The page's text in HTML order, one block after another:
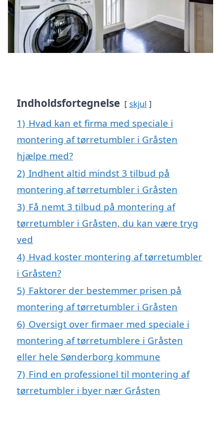
Indholdsfortegnelse skjul
1) Hvad kan et firma med speciale i
montering af tørretumbler i Gråsten
hjælpe med?
2) Indhent altid mindst 3 tilbud på
montering af tørretumbler i Gråsten
3) Få nemt 3 tilbud på montering af
tørretumbler i Gråsten, du kan være tryg
ved
4) Hvad koster montering af tørretumbler
i Gråsten?
5) Faktorer der bestemmer prisen på
montering af tørretumbler i Gråsten
6) Oversigt over firmaer med speciale i
montering af tørretumblere i Gråsten
eller hele Sønderborg kommune
7) Find en professionel til montering af
tørretumbler i byer nær Gråsten